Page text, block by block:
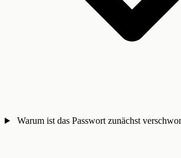
Warum ist das Passwort zunächst